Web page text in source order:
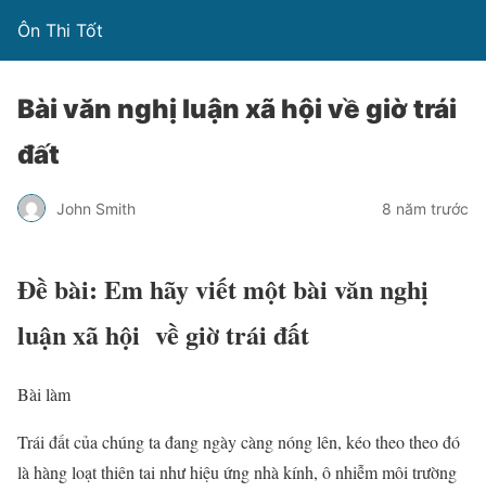
Ôn Thi Tốt
Bài văn nghị luận xã hội về giờ trái
đất
John Smith 8 năm trước
Đề bài: Em hãy viết một bài văn nghị
luận xã hội về giờ trái đất
Bài làm
Trái đất của chúng ta đang ngày càng nóng lên, kéo theo theo đó
là hàng loạt thiên tai như hiệu ứng nhà kính, ô nhiễm môi trường